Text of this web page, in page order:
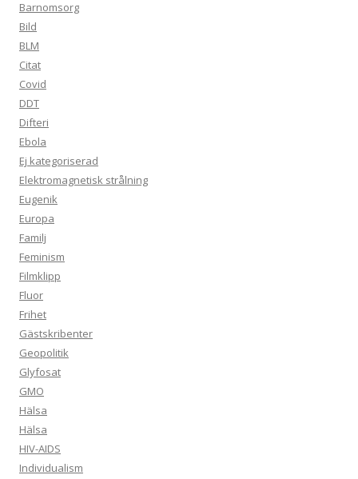
Barnomsorg
Bild
BLM
Citat
Covid
DDT
Difteri
Ebola
Ej kategoriserad
Elektromagnetisk strålning
Eugenik
Europa
Familj
Feminism
Filmklipp
Fluor
Frihet
Gästskribenter
Geopolitik
Glyfosat
GMO
Hälsa
Hälsa
HIV-AIDS
Individualism